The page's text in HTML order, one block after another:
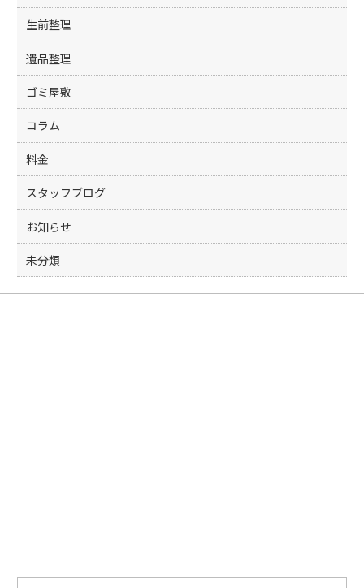
生前整理
遺品整理
ゴミ屋敷
コラム
料金
スタッフブログ
お知らせ
未分類